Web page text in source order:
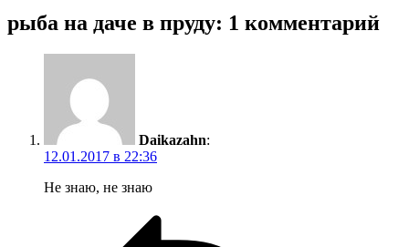
рыба на даче в пруду: 1 комментарий
Daikazahn:
12.01.2017 в 22:36
Не знаю, не знаю